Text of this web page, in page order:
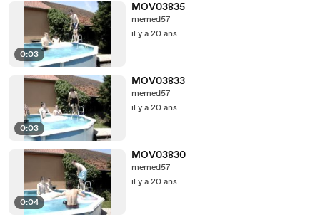
0:03
MOV03835
memed57
il y a 20 ans
0:03
MOV03833
memed57
il y a 20 ans
0:04
MOV03830
memed57
il y a 20 ans